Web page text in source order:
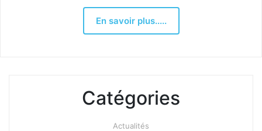
En savoir plus.....
Catégories
Actualités